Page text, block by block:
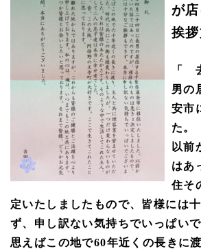
が
挨
「
男の
安市
た。
以前
はあ
住そ
定いたしましたもので、皆様には
ず、申し訳ない気持ちでいっぱいで
思えばこの地で60年近くの長きに